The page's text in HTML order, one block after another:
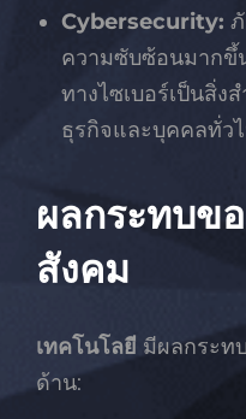
Cybersecurity:
ความซับซ้อนมากขึ้
ทางไซเบอร์เป็นสิ่
ธุรกิจและบุคคลทั่ว
ผลกระทบข
สังคม
เทคโนโลยี มีผลกระท
ด้าน: